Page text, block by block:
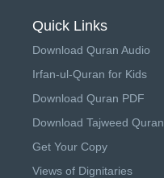
Quick Links
Download Quran Audio
Irfan-ul-Quran for Kids
Download Quran PDF
Download Tajweed Quran
Get Your Copy
Views of Dignitaries